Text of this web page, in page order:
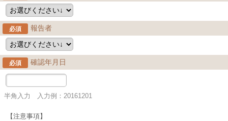
必須 報告者
必須 確認年月日
半角入力 入力例：20161201
【注意事項】